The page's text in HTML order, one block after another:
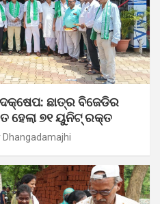
ଛାତ୍ର ବିଜେଡିର
ହେଲା ୭୧ ୟୁନିଟ୍ ରକ୍ତ
Dhangadamajhi